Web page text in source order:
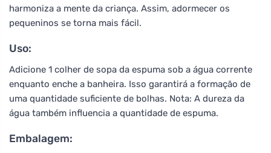
harmoniza a mente da criança. Assim, adormecer os
pequeninos se torna mais fácil.
Uso:
Adicione 1 colher de sopa da espuma sob a água corrente
enquanto enche a banheira. Isso garantirá a formação de
uma quantidade suficiente de bolhas. Nota: A dureza da
água também influencia a quantidade de espuma.
Embalagem: